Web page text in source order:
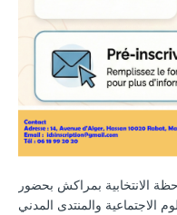
الانتخابية بمراكش بحضور
الاجتماعية والمنتدى المدني